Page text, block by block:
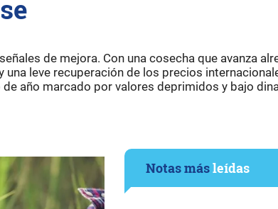
de mejora. Con una cosecha que avanza
leve recuperación de los precios
año marcado por valores deprimidos y bajo
Notas másleídas